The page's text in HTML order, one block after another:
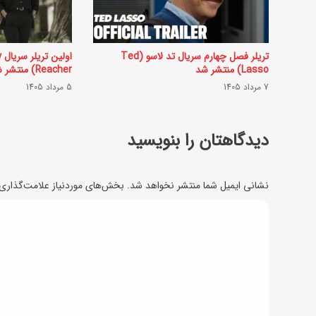
ک
ا
ل
ی
د
ر
تریلر فصل چهارم سریال تد لاسو (Ted
Lasso) منتشر شد
7 مرداد 1405
Reacher) منتشر شد
5 مرداد 1405
دیدگاهتان را بنویسید
نشانی ایمیل شما منتشر نخواهد شد. بخش‌های موردنیاز